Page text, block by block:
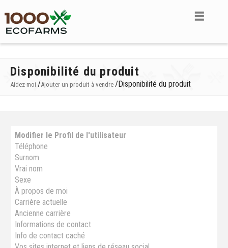
Disponibilité du produit
Aidez-moi /Ajouter un produit à vendre /Disponibilité du produit
Modifier le Profil de l'utilisateur
Téléphone
Surnom
Vrai nom
Sexe
À propos de moi
Carrière actuelle
Ancienne carrière
Informations de contact
Info de contact caché